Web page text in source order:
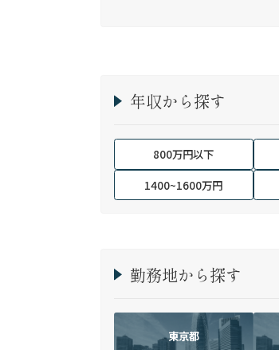
年収から探す
800万円以下
1400~1600万円
勤務地から探す
東京都